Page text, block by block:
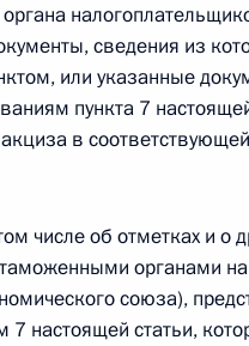
закона «Об актах
статьи 3 Федерального
состояния“
закона «Об автономных
сведения из
или указанные
пункта 7
в соответствующей
числе об отметках и о
органами на
союза),
7 настоящей статьи,